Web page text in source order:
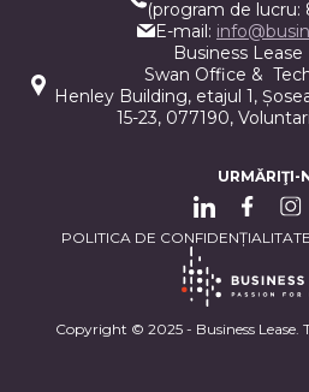
(program de lucru:
E-mail:
Business
Swan Office &
Henley Building, etajul 1,
15-23, 077190,
URMĂRIŢI-
Copyright © 2025 - Business Lease.
POLITICA DE CONFIDENȚIALITATE